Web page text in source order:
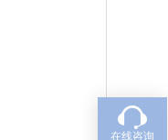
在线咨询